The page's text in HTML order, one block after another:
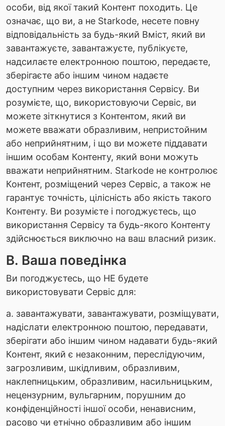
особи, від якої такий Контент походить. Це
означає, що ви, а не Starkode, несете повну
відповідальність за будь-який Вміст, який ви
завантажуєте, завантажуєте, публікуєте,
надсилаєте електронною поштою, передаєте,
зберігаєте або іншим чином надаєте
доступним через використання Сервісу. Ви
розумієте, що, використовуючи Сервіс, ви
можете зіткнутися з Контентом, який ви
можете вважати образливим, непристойним
або неприйнятним, і що ви можете піддавати
іншим особам Контенту, який вони можуть
вважати неприйнятним. Starkode не контролює
Контент, розміщений через Сервіс, а також не
гарантує точність, цілісність або якість такого
Контенту. Ви розумієте і погоджуєтесь, що
використання Сервісу та будь-якого Контенту
здійснюється виключно на ваш власний ризик.
B. Ваша поведінка
Ви погоджуєтесь, що НЕ будете
використовувати Сервіс для:
a. завантажувати, завантажувати, розміщувати,
надіслати електронною поштою, передавати,
зберігати або іншим чином надавати будь-який
Контент, який є незаконним, переслідуючим,
загрозливим, шкідливим, образливим,
наклепницьким, образливим, насильницьким,
нецензурним, вульгарним, порушним до
конфіденційності іншої особи, ненависним,
расово чи етнічно образливим або іншим